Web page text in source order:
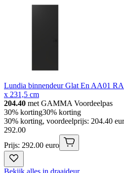
Lundia binnendeur Glat En AA01
x 231,5 cm
204.40 met GAMMA Voordeelpas
30% korting30% korting
30% korting, voordeelprijs: 204.40
292.00
Prijs: 292.00 euro